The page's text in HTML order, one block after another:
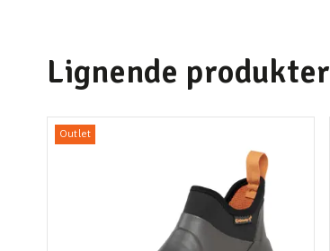
Lignende produkter
Outlet